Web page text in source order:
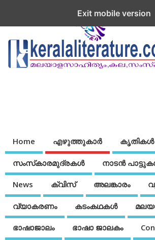
Home എഴുത്തുകാര്‍ കൃതികൾ
സംസ്‌കാരമുദ്രകള്‍ നാടന്‍
News ക്വിസ് അലങ്കാരം
വ്യാകരണം കടംകഥകള്‍
ഭാഷാജാലം ഭാഷാ ജാലകം
Exit mobile version